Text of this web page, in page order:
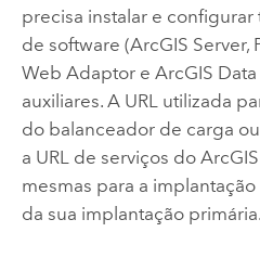
precisa instalar e
de software (ArcGIS Server,
Web Adaptore ArcGIS
auxiliares. A URL utilizada
do balanceador de carga
a URL de serviços do
mesmas para a
da sua implantação primária.